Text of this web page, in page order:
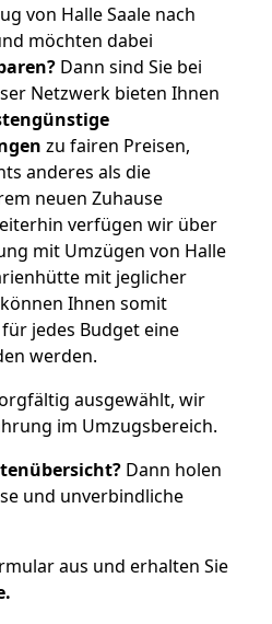
von Halle Saale nach
möchten dabei
Dann sind Sie bei
Netzwerk bieten Ihnen
zu fairen Preisen,
anderes als die
neuen Zuhause
verfügen wir über
mit Umzügen von Halle
mit jeglicher
Ihnen somit
jedes Budget eine
werden.
ausgewählt, wir
im Umzugsbereich.
Dann holen
und unverbindliche
aus und erhalten Sie